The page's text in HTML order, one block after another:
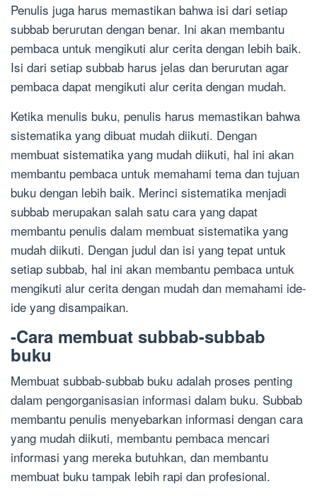
Penulis juga harus memastikan bahwa isi dari setiap
subbab berurutan dengan benar. Ini akan membantu
pembaca untuk mengikuti alur cerita dengan lebih baik.
Isi dari setiap subbab harus jelas dan berurutan agar
pembaca dapat mengikuti alur cerita dengan mudah.
Ketika menulis buku, penulis harus memastikan bahwa
sistematika yang dibuat mudah diikuti. Dengan
membuat sistematika yang mudah diikuti, hal ini akan
membantu pembaca untuk memahami tema dan tujuan
buku dengan lebih baik. Merinci sistematika menjadi
subbab merupakan salah satu cara yang dapat
membantu penulis dalam membuat sistematika yang
mudah diikuti. Dengan judul dan isi yang tepat untuk
setiap subbab, hal ini akan membantu pembaca untuk
mengikuti alur cerita dengan mudah dan memahami ide-
ide yang disampaikan.
-Cara membuat subbab-subbab
buku
Membuat subbab-subbab buku adalah proses penting
dalam pengorganisasian informasi dalam buku. Subbab
membantu penulis menyebarkan informasi dengan cara
yang mudah diikuti, membantu pembaca mencari
informasi yang mereka butuhkan, dan membantu
membuat buku tampak lebih rapi dan profesional.